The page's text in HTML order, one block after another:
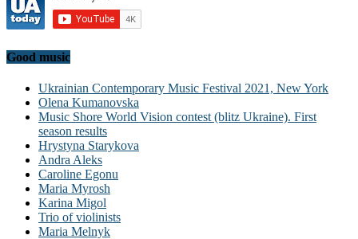
Good music
Ukrainian Contemporary Music Festival 2021, New York
Olena Kumanovska
Music Shore World Vision contest (blitz Ukraine). First
season results
Hrystyna Starykova
Andra Aleks
Caroline Egonu
Maria Myrosh
Karina Migol
Trio of violinists
Maria Melnyk